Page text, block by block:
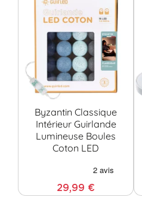
Byzantin Classique
Intérieur Guirlande
Lumineuse Boules
Coton LED
29,99 €